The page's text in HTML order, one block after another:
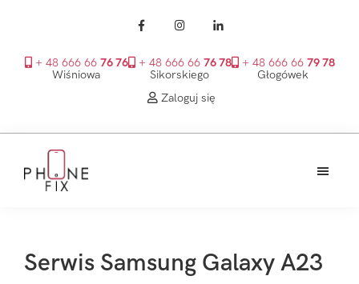
+ 48 666 66 76 76
Wiśniowa
+ 48 666 66 76 78
Sikorskiego
+ 48 666 66 79 78
Głogówek
Zaloguj się
głównego
Serwis Samsung Galaxy A23